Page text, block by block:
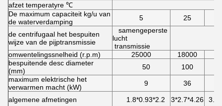
afzet temperatyre ℃
De maximum capaciteit kg/u van
de waterverdamping
5 25
de centrifugaal het bespuiten
wijze van de pijptransmissie
samengeperste
lucht
transmissie
omwentelingssnelheid (r.p.m)
25000 18000
bespuitende desc diameter
(mm)
50 100
maximum elektrische het
verwarmen macht (kW)
9 36
algemene afmetingen 1.8*0.93*2.2 3*2.7*4.26